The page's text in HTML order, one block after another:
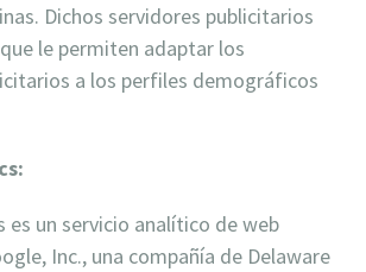
Dichos servidores publicitarios
le permiten adaptar los
a los perfiles demográficos
es un servicio analítico de web
Inc., una compañía de Delaware